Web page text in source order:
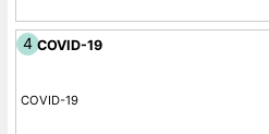
COVID-19
COVID-19